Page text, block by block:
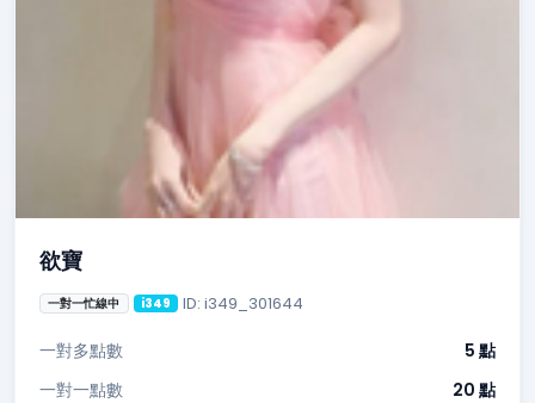
欲寶
一對一忙線中 i349 ID: i349_301644
一對多點數
5 點
一對一點數
20 點